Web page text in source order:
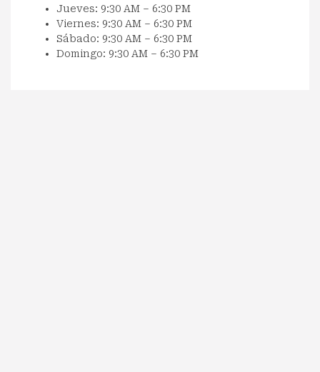
Jueves: 9:30 AM – 6:30 PM
Viernes: 9:30 AM – 6:30 PM
Sábado: 9:30 AM – 6:30 PM
Domingo: 9:30 AM – 6:30 PM